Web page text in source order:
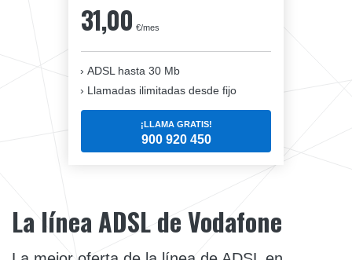
31,00 €/mes
ADSL hasta 30 Mb
Llamadas ilimitadas desde fijo
¡LLAMA GRATIS!
900 920 450
La línea ADSL de Vodafone